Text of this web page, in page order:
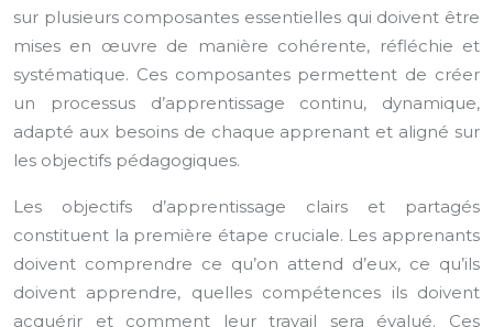
sur plusieurs composantes essentielles qui doivent être
mises en œuvre de manière cohérente, réfléchie et
systématique. Ces composantes permettent de créer
un processus d’apprentissage continu, dynamique,
adapté aux besoins de chaque apprenant et aligné sur
les objectifs pédagogiques.
Les objectifs d’apprentissage clairs et partagés
constituent la première étape cruciale. Les apprenants
doivent comprendre ce qu’on attend d’eux, ce qu’ils
doivent apprendre, quelles compétences ils doivent
acquérir et comment leur travail sera évalué. Ces